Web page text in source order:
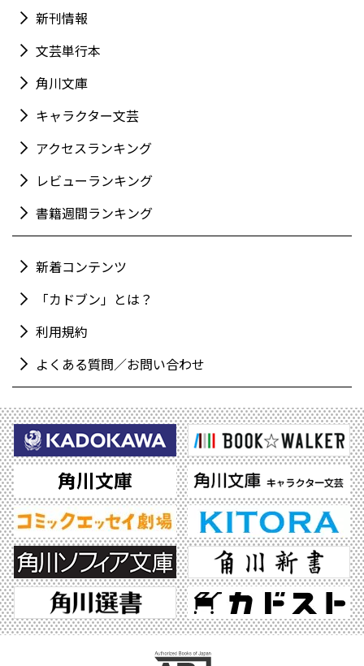
新刊情報
文芸単行本
角川文庫
キャラクター文芸
アクセスランキング
レビューランキング
書籍週間ランキング
新着コンテンツ
「カドブン」とは？
利用規約
よくある質問／お問い合わせ